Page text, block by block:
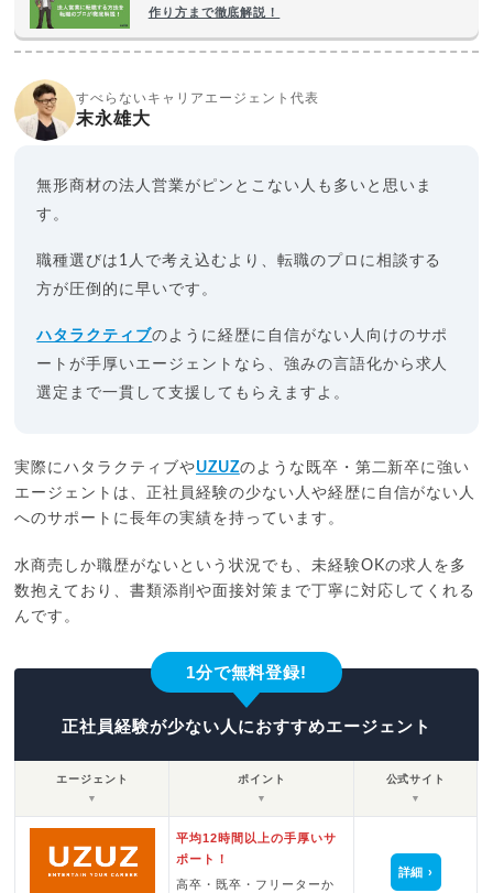
作り方まで徹底解説！
すべらないキャリアエージェント代表
末永雄大
無形商材の法人営業がピンとこない人も多いと思いま
す。
職種選びは1人で考え込むより、転職のプロに相談する
方が圧倒的に早いです。
ハタラクティブのように経歴に自信がない人向けのサポ
ートが手厚いエージェントなら、強みの言語化から求人
選定まで一貫して支援してもらえますよ。
実際にハタラクティブやUZUZのような既卒・第二新卒に強い
エージェントは、正社員経験の少ない人や経歴に自信がない人
へのサポートに長年の実績を持っています。
水商売しか職歴がないという状況でも、未経験OKの求人を多
数抱えており、書類添削や面接対策まで丁寧に対応してくれる
んです。
1分で無料登録!
正社員経験が少ない人におすすめエージェント
エージェント
▼
ポイント
▼
公式サイト
▼
平均12時間以上の手厚いサ
ポート！
高卒・既卒・フリーターか
詳細